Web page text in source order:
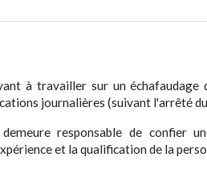
à travailler sur un
journalières (suivant l'arrêté
responsable de confier
et la qualification de la